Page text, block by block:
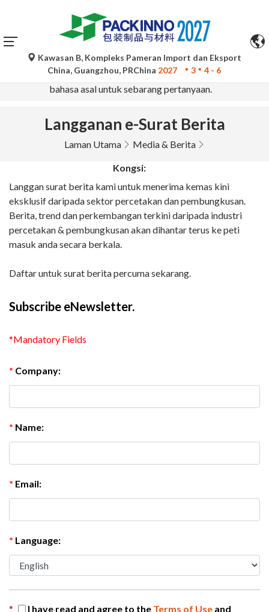
Terjemahan automatik oleh Google Translate adalah untuk
rujukan sahaja dan mungkin tidak tepat. Sila rujuk versi
bahasa asal untuk sebarang pertanyaan.
Kawasan B, Kompleks Pameran Import dan Eksport
China, Guangzhou, PRChina 2027 3 4 - 6
Langganan e-Surat Berita
Laman Utama Media & Berita
Kongsi:
Langgan surat berita kami untuk menerima kemas kini
eksklusif daripada sektor percetakan dan pembungkusan.
Berita, trend dan perkembangan terkini daripada industri
percetakan & pembungkusan akan dihantar terus ke peti
masuk anda secara berkala.
Daftar untuk surat berita percuma sekarang.
Subscribe eNewsletter.
*Mandatory Fields
* Company:
* Name:
* Email:
* Language:
* I have read and agree to the Terms of Use and